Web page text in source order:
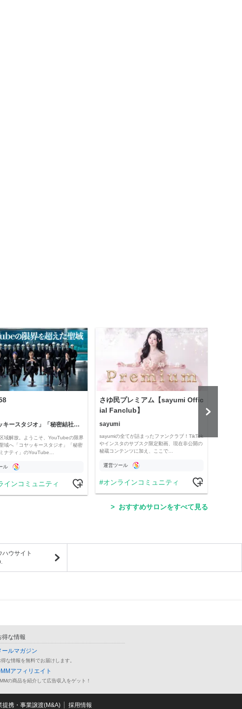
「コヤッキースタジオ」「秘密結社コヤミナティ」
域解放。ようこそ、YouTubeの限界
域へ「コヤッキースタジオ」「秘密
ナティ」のYouTube…
ル
インコミュニティ
さゆ民プレミアム【sayumi Offic
ial Fanclub】
sayumi
sayumiの全てが詰まったファンクラブ！TikTok
やインスタのサブスク限定動画、現在非公開の
秘蔵コンテンツに加え、ここで…
運営ツール
オンラインコミュニティ
おすすめサロンをすべて見る
ウサイト
得な情報
ールマガジン
得な情報を無料でお届けします。
アフィリエイト
の商品を紹介して広告収入をゲット！
提携・事業譲渡(M&A) 採用情報